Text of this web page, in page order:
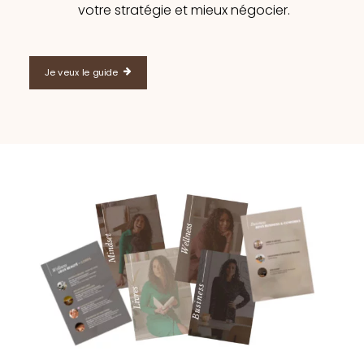
votre stratégie et mieux négocier.
Je veux le guide